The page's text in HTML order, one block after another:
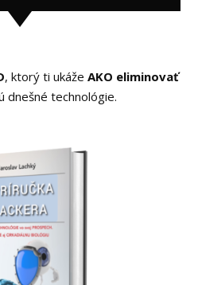
, ktorý ti ukážeAKO eliminovať
dnešné technológie.